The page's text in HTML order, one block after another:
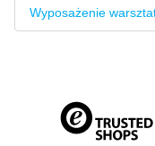
Wyposażenie